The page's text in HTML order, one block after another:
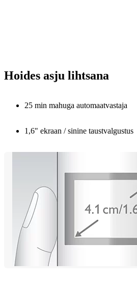
Hoides asju lihtsana
25 min mahuga automaatvastaja
1,6" ekraan / sinine taustvalgustus